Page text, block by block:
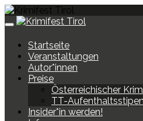
Toggle
Startseite
Veranstaltungen
Autor*innen
Preise
Österreichischer
TT-
Insider*in werden!